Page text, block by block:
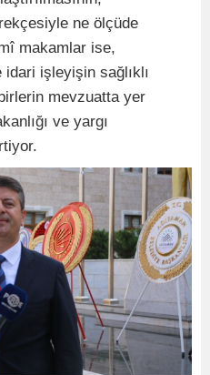
ne ölçüde
makamlar ise,
işleyişin sağlıklı
mevzuatta yer
ve yargı